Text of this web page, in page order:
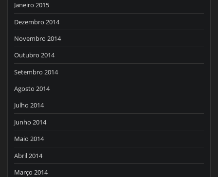
Janeiro 2015
Dezembro 2014
Novembro 2014
Outubro 2014
Setembro 2014
Agosto 2014
Julho 2014
Junho 2014
Maio 2014
Abril 2014
Março 2014